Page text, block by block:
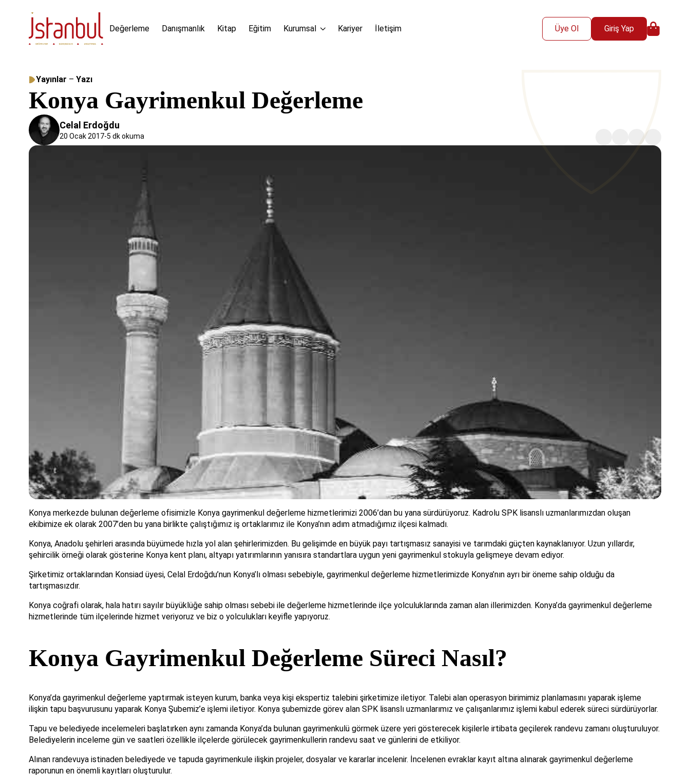
Değerleme Danışmanlık Kitap Eğitim Kurumsal Kariyer İletişim Üye Ol Giriş Yap
Yayınlar – Yazı
Konya Gayrimenkul Değerleme
Celal Erdoğdu
20 Ocak 2017-5 dk okuma
Konya merkezde bulunan değerleme ofisimizle Konya gayrimenkul değerleme hizmetlerimizi 2006’dan bu yana sürdürüyoruz. Kadrolu SPK lisanslı uzmanlarımızdan oluşan
ekibimize ek olarak 2007’den bu yana birlikte çalıştığımız iş ortaklarımız ile Konya’nın adım atmadığımız ilçesi kalmadı.
Konya, Anadolu şehirleri arasında büyümede hızla yol alan şehirlerimizden. Bu gelişimde en büyük payı tartışmasız sanayisi ve tarımdaki güçten kaynaklanıyor. Uzun yıllardır,
şehircilik örneği olarak gösterine Konya kent planı, altyapı yatırımlarının yanısıra standartlara uygun yeni gayrimenkul stokuyla gelişmeye devam ediyor.
Şirketimiz ortaklarından Konsiad üyesi, Celal Erdoğdu’nun Konya’lı olması sebebiyle, gayrimenkul değerleme hizmetlerimizde Konya’nın ayrı bir öneme sahip olduğu da
tartışmasızdır.
Konya coğrafi olarak, hala hatırı sayılır büyüklüğe sahip olması sebebi ile değerleme hizmetlerinde ilçe yolculuklarında zaman alan illerimizden. Konya’da gayrimenkul değerleme
hizmetlerinde tüm ilçelerinde hizmet veriyoruz ve biz o yolculukları keyifle yapıyoruz.
Konya Gayrimenkul Değerleme Süreci Nasıl?
Konya’da gayrimenkul değerleme yaptırmak isteyen kurum, banka veya kişi ekspertiz talebini şirketimize iletiyor. Talebi alan operasyon birimimiz planlamasını yaparak işleme
ilişkin tapu başvurusunu yaparak Konya Şubemiz’e işlemi iletiyor. Konya şubemizde görev alan SPK lisanslı uzmanlarımız ve çalışanlarımız işlemi kabul ederek süreci sürdürüyorlar.
Tapu ve belediyede incelemeleri başlatırken aynı zamanda Konya’da bulunan gayrimenkulü görmek üzere yeri gösterecek kişilerle irtibata geçilerek randevu zamanı oluşturuluyor.
Belediyelerin inceleme gün ve saatleri özellikle ilçelerde görülecek gayrimenkullerin randevu saat ve günlerini de etkiliyor.
Alınan randevuya istinaden belediyede ve tapuda gayrimenkule ilişkin projeler, dosyalar ve kararlar incelenir. İncelenen evraklar kayıt altına alınarak gayrimenkul değerleme
raporunun en önemli kayıtları oluşturulur.